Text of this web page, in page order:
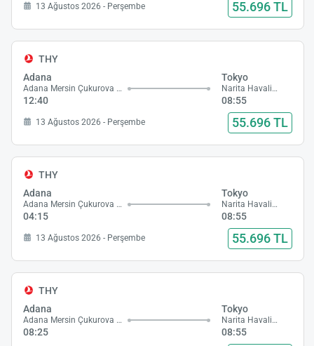
13 Ağustos 2026 - Perşembe 55.696 TL
THY
Adana
Adana Mersin Çukurova Havalimanı
12:40
Tokyo
Narita Havalimanı
08:55
13 Ağustos 2026 - Perşembe 55.696 TL
THY
Adana
Adana Mersin Çukurova Havalimanı
04:15
Tokyo
Narita Havalimanı
08:55
13 Ağustos 2026 - Perşembe 55.696 TL
THY
Adana
Adana Mersin Çukurova Havalimanı
08:25
Tokyo
Narita Havalimanı
08:55